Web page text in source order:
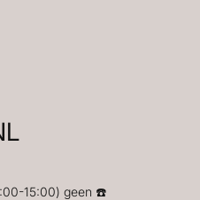
15:00) geen ☎️